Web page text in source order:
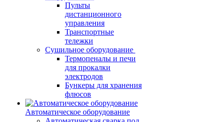
Пульты
дистанционного
управления
Транспортные
тележки
Сушильное оборудование
Термопеналы и печи
для прокалки
электродов
Бункеры для хранения
флюсов
Автоматическое оборудование